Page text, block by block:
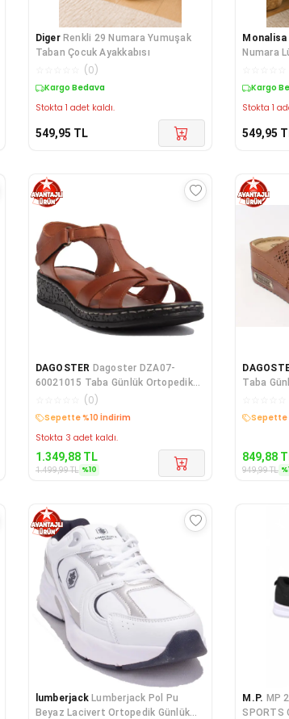
Diger Renkli 29 Numara Yumuşak
Taban Çocuk Ayakkabısı
(0)
Kargo Bedava
Stokta 1 adet kaldı.
549,95 TL
Monalisa
Numara
Çocuk
Kargo
Stokta 1
549,95
DAGOSTER Dagoster DZA07-
60021015 Taba Günlük Ortopedik
Deri Kadın sandalet
(0)
Kargo Bedava
Stokta 3 adet kaldı.
1.349,88 TL
1.499,99TL %10
Taba
Kargo
849,88
949,99TL %
lumberjack Lumberjack Pol Pu
Beyaz Lacivert Ortopedik Günlük
M.P. MP
SPORTS